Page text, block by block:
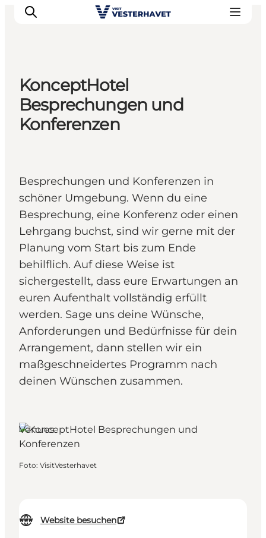
Events
Erlebnisse
Unsere Städte
Plane deine Reise
KonceptHotel
Besprechungen und
Konferenzen
Besprechungen und Konferenzen in
schöner Umgebung. Wenn du eine
Besprechung, eine Konferenz oder einen
Lehrgang buchst, sind wir gerne mit der
Planung vom Start bis zum Ende
behilflich. Auf diese Weise ist
sichergestellt, dass eure Erwartungen an
euren Aufenthalt vollständig erfüllt
werden. Sage uns deine Wünsche,
Anforderungen und Bedürfnisse für dein
Arrangement, dann stellen wir ein
maßgeschneidertes Programm nach
deinen Wünschen zusammen.
Website besuchen
Venues
Foto: VisitVesterhavet